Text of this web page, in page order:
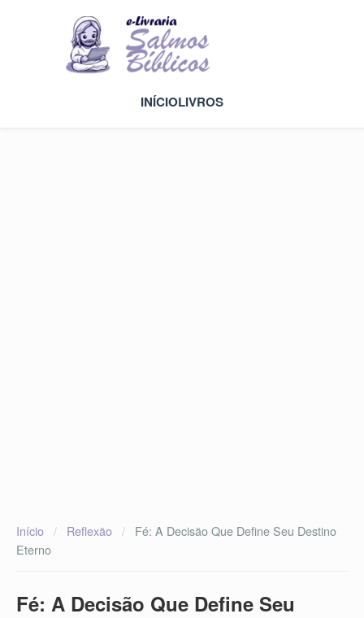
INÍCIOLIVROS
Início / Reflexão /
Fé: A Decisão Que Define Seu Destino
Eterno
Fé: A Decisão Que Define Seu